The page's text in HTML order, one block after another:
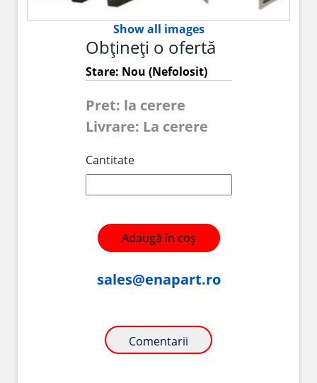
Show all images
Obțineți o ofertă
Stare: Nou (Nefolosit)
Pret: la cerere
Livrare: La cerere
Cantitate
Adaugă în coș
sales@enapart.ro
Comentarii